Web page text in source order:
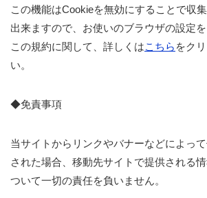
この機能はCookieを無効にすることで収
出来ますので、お使いのブラウザの設定を
この規約に関して、詳しくはこちら をク
い。
◆免責事項
当サイトからリンクやバナーなどによっ
された場合、移動先サイトで提供される
ついて一切の責任を負いません。